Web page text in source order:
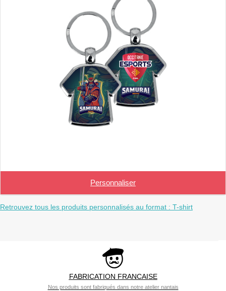
Personnaliser
Retrouvez tous les produits personnalisés au format : T-shirt
FABRICATION FRANCAISE
Nos produits sont fabriqués dans notre atelier nantais